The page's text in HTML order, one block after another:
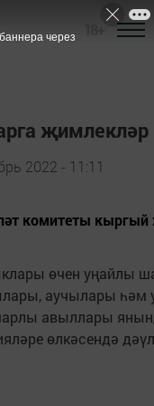
2022 - 11:11
комитеты
өчен уңайлы
аучылары
авыллары
өлкәсендә
через